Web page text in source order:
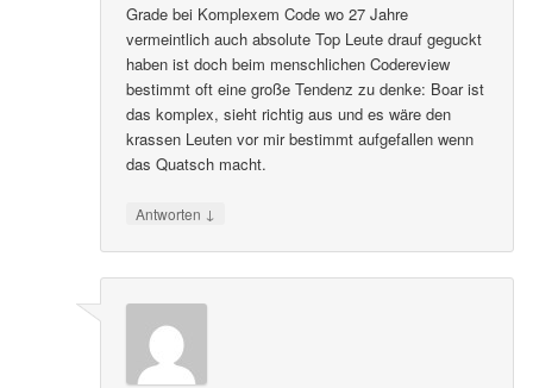
Grade bei Komplexem Code wo 27 Jahre
vermeintlich auch absolute Top Leute drauf geguckt
haben ist doch beim menschlichen Codereview
bestimmt oft eine große Tendenz zu denke: Boar ist
das komplex, sieht richtig aus und es wäre den
krassen Leuten vor mir bestimmt aufgefallen wenn
das Quatsch macht.
Antworten ↓